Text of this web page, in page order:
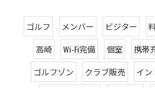
ゴルフ メンバー ビジター
高崎
Wi-Fi完備 個室
携帯
ゴルフゾン
クラブ販売
イン